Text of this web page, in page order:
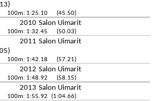
100m: 1:25.10 (45.50)
2010 Salon Uimarit
100m: 1:32.45 (50.03)
2011 Salon Uimarit
100m: 1:42.18 (57.21)
2012 Salon Uimarit
100m: 1:48.92 (58.15)
2013 Salon Uimarit
100m: 1:55.92 (1:04.66)